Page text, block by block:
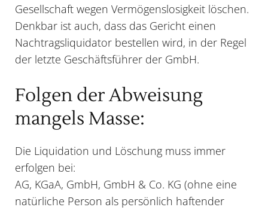
Gesellschaft wegen Vermögenslosigkeit löschen.
Denkbar ist auch, dass das Gericht einen
Nachtragsliquidator bestellen wird, in der Regel
der letzte Geschäftsführer der GmbH.
Folgen der Abweisung
mangels Masse:
Die Liquidation und Löschung muss immer
erfolgen bei:
AG, KGaA, GmbH, GmbH & Co. KG (ohne eine
natürliche Person als persönlich haftender